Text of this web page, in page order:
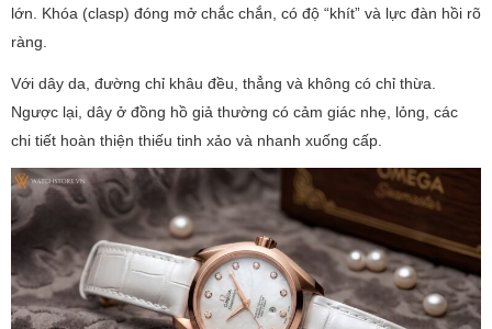
lớn. Khóa (clasp) đóng mở chắc chắn, có độ “khít” và lực đàn hồi rõ
ràng.
Với dây da, đường chỉ khâu đều, thẳng và không có chỉ thừa.
Ngược lại, dây ở đồng hồ giả thường có cảm giác nhẹ, lỏng, các
chi tiết hoàn thiện thiếu tinh xảo và nhanh xuống cấp.